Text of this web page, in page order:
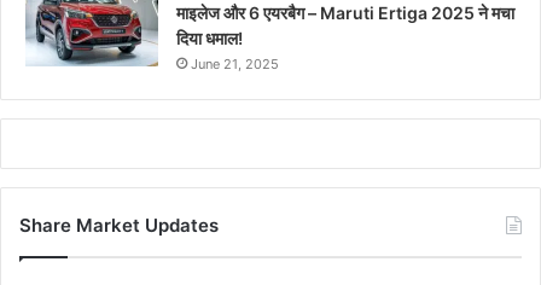
माइलेज और 6 एयरबैग – Maruti Ertiga 2025 ने मचा
दिया धमाल!
June 21, 2025
Share Market Updates